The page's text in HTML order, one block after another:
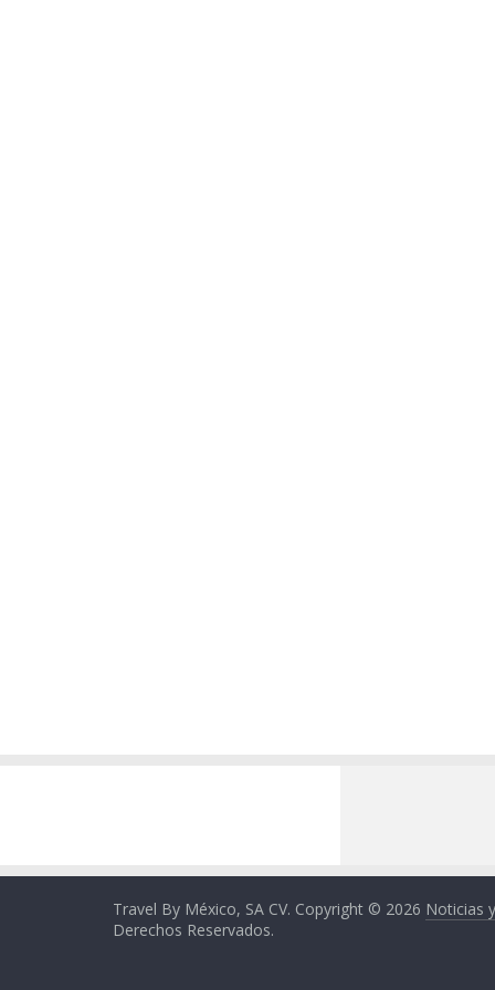
Travel By México, SA CV. Copyright © 2026 Noticias
Derechos Reservados.